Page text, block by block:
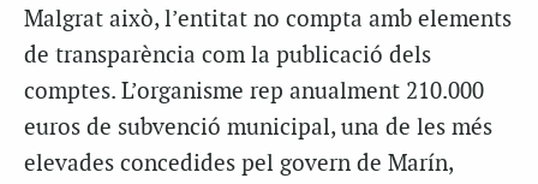
Malgrat això, l’entitat no compta amb elements
de transparència com la publicació dels
comptes. L’organisme rep anualment 210.000
euros de subvenció municipal, una de les més
elevades concedides pel govern de Marín,